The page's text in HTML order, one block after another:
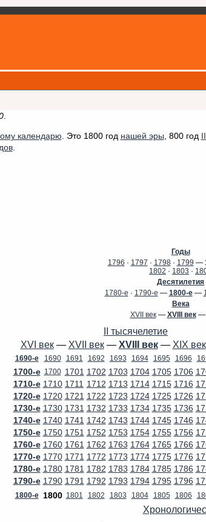
.
Годы
1796 · 1797 · 1798· 1799 —
1802 · 1803 ·
Десятилетия
1780-е · 1790-е — 1800-е—
Века
XVII век— XVIII век—
II тысячелетие
XVI век— XVII век— XVIII век— XIX век
1690-е 1690 1691 1692 1693 1694 1695 1696
1700-е 1700 1701 1702 1703 1704 1705 1706
1710-е 1710 1711 1712 1713 1714 1715 1716
1720-е 1720 1721 1722 1723 1724 1725 1726
1730-е 1730 1731 1732 1733 1734 1735 1736
1740-е 1740 1741 1742 1743 1744 1745 1746
1750-е 1750 1751 1752 1753 1754 1755 1756
1760-е 1760 1761 1762 1763 1764 1765 1766
1770-е 1770 1771 1772 1773 1774 1775 1776
1780-е 1780 1781 1782 1783 1784 1785 1786
1790-е 1790 1791 1792 1793 1794 1795 1796
1800-е 1800 1801 1802 1803 1804 1805 1806
календарю . Это 1800 год нашей эры , 800 год
.